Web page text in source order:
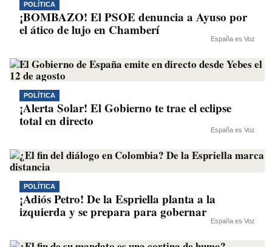
POLÍTICA
¡BOMBAZO! El PSOE denuncia a Ayuso por
el ático de lujo en Chamberí
España es Voz
POLÍTICA
¡Alerta Solar! El Gobierno te trae el eclipse
total en directo
España es Voz
POLÍTICA
¡Adiós Petro! De la Espriella planta a la
izquierda y se prepara para gobernar
España es Voz